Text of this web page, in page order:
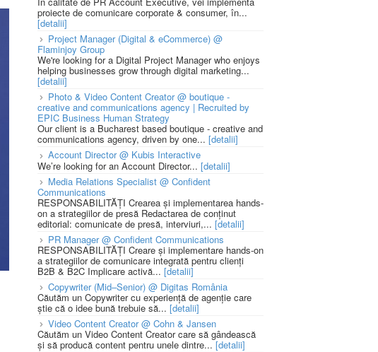
proiecte de comunicare corporate & consumer, în...
[detalii]
Project Manager (Digital & eCommerce) @
Flaminjoy Group
We're looking for a Digital Project Manager who enjoys
helping businesses grow through digital marketing...
[detalii]
Photo & Video Content Creator @ boutique -
creative and communications agency | Recruited by
EPIC Business Human Strategy
Our client is a Bucharest based boutique - creative and
communications agency, driven by one... [detalii]
Account Director @ Kubis Interactive
We’re looking for an Account Director... [detalii]
Media Relations Specialist @ Confident
Communications
RESPONSABILITĂȚI Crearea și implementarea hands-
on a strategiilor de presă Redactarea de conținut
editorial: comunicate de presă, interviuri,... [detalii]
PR Manager @ Confident Communications
RESPONSABILITĂȚI Creare și implementare hands-on
a strategiilor de comunicare integrată pentru clienți
B2B & B2C Implicare activă... [detalii]
Copywriter (Mid–Senior) @ Digitas România
Căutăm un Copywriter cu experiență de agenție care
știe că o idee bună trebuie să... [detalii]
Video Content Creator @ Cohn & Jansen
Căutăm un Video Content Creator care să gândească
și să producă content pentru unele dintre...[detalii]